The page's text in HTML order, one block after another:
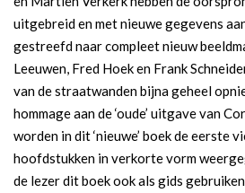
uitgebreid en met nieuwe gegevens
gestreefd naar compleet nieuw
Leeuwen, Fred Hoek en Frank
van de straatwanden bijna geheel
hommage aan de ‘oude’ uitgave van
worden in dit ‘nieuwe’ boek de eerste
hoofdstukken in verkorte vorm
de lezer dit boek ook als gids